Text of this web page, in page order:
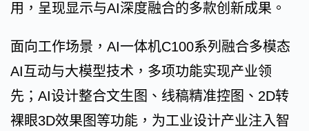
用，呈现显示与AI深度融合的多款创新成果。
面向工作场景，AI一体机C100系列融合多模态
AI互动与大模型技术，多项功能实现产业领
先；AI设计整合文生图、线稿精准控图、2D转
裸眼3D效果图等功能，为工业设计产业注入智